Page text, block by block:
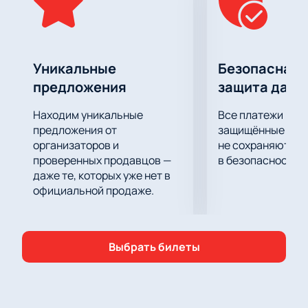
события! Чтобы гарантировать себе место на
концерте, рекомендуем заранее
купить билеты
вы сможете выбрать лучшие места в зале и
избежать лишних хлопот в день мероприятия.
Проведите вечер в атмосфере искрометного
юмора и легкости вместе с Нурланом Сабуровым.
Уникальные
предложения
Находим уникальные
предложения от
организаторов и
проверенных продавцов —
даже те, которых уже нет в
официальной продаже.
Безопасная
защита
Все платежи
защищённые
не сохраняются
в безопасности.
Выбрать билеты